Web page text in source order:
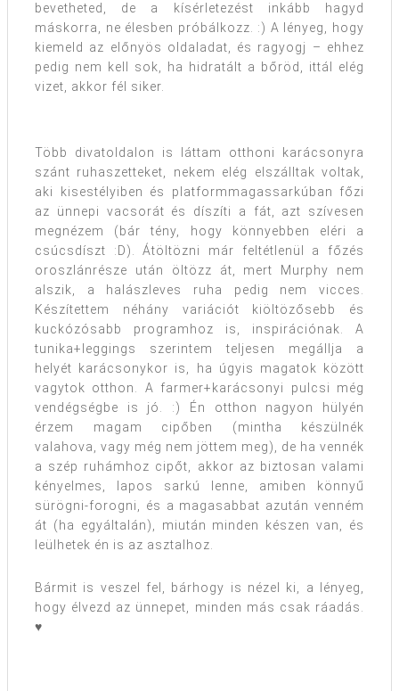
bevetheted, de a kísérletezést inkább hagyd
máskorra, ne élesben próbálkozz. :) A lényeg, hogy
kiemeld az előnyös oldaladat, és ragyogj – ehhez
pedig nem kell sok, ha hidratált a bőröd, ittál elég
vizet, akkor fél siker.
Több divatoldalon is láttam otthoni karácsonyra
szánt ruhaszetteket, nekem elég elszálltak voltak,
aki kisestélyiben és platformmagassarkúban főzi
az ünnepi vacsorát és díszíti a fát, azt szívesen
megnézem (bár tény, hogy könnyebben eléri a
csúcsdíszt :D). Átöltözni már feltétlenül a főzés
oroszlánrésze után öltözz át, mert Murphy nem
alszik, a halászleves ruha pedig nem vicces.
Készítettem néhány variációt kiöltözősebb és
kuckózósabb programhoz is, inspirációnak. A
tunika+leggings szerintem teljesen megállja a
helyét karácsonykor is, ha úgyis magatok között
vagytok otthon. A farmer+karácsonyi pulcsi még
vendégségbe is jó. :) Én otthon nagyon hülyén
érzem magam cipőben (mintha készülnék
valahova, vagy még nem jöttem meg), de ha vennék
a szép ruhámhoz cipőt, akkor az biztosan valami
kényelmes, lapos sarkú lenne, amiben könnyű
sürögni-forogni, és a magasabbat azután venném
át (ha egyáltalán), miután minden készen van, és
leülhetek én is az asztalhoz.
Bármit is veszel fel, bárhogy is nézel ki, a lényeg,
hogy élvezd az ünnepet, minden más csak ráadás.
♥